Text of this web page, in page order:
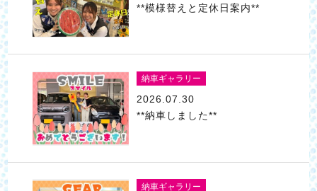
**模様替えと定休日案内**
納車ギャラリー
2026.07.30
**納車しました**
納車ギャラリー